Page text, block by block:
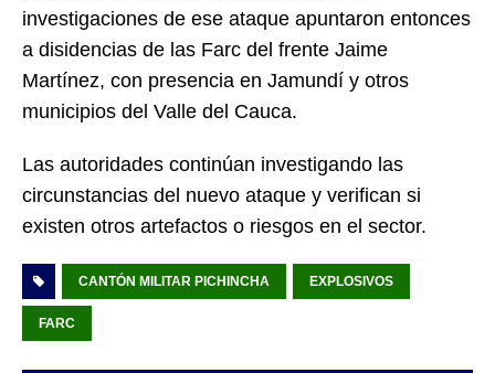
investigaciones de ese ataque apuntaron entonces
a disidencias de las Farc del frente Jaime
Martínez, con presencia en Jamundí y otros
municipios del Valle del Cauca.
Las autoridades continúan investigando las
circunstancias del nuevo ataque y verifican si
existen otros artefactos o riesgos en el sector.
CANTÓN MILITAR PICHINCHA EXPLOSIVOS
FARC